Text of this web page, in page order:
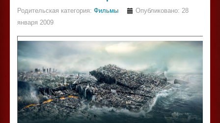
Родительская категория: Фильмы
Опубликовано: 28
января 2009